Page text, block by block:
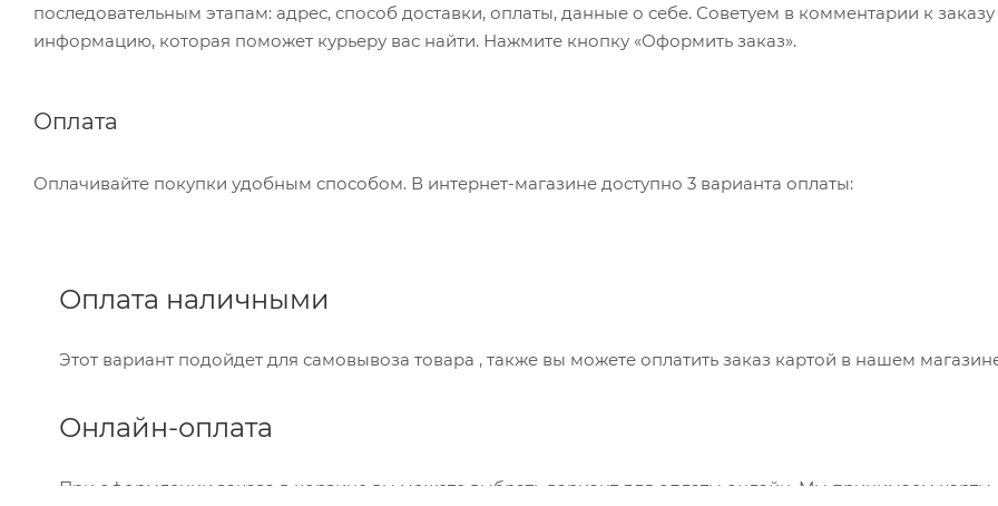
последовательным этапам: адрес, способ доставки, оплаты, данные о себе. Советуем в комментарии к заказу
информацию, которая поможет курьеру вас найти. Нажмите кнопку «Оформить заказ».
Оплата
Оплачивайте покупки удобным способом. В интернет-магазине доступно 3 варианта оплаты:
Оплата наличными
Этот вариант подойдет для самовывоза товара , также вы можете оплатить заказ картой в нашем
Онлайн-оплата
При оформлении заказа в корзине вы можете выбрать вариант для оплаты онлайн. Мы принимаем карты